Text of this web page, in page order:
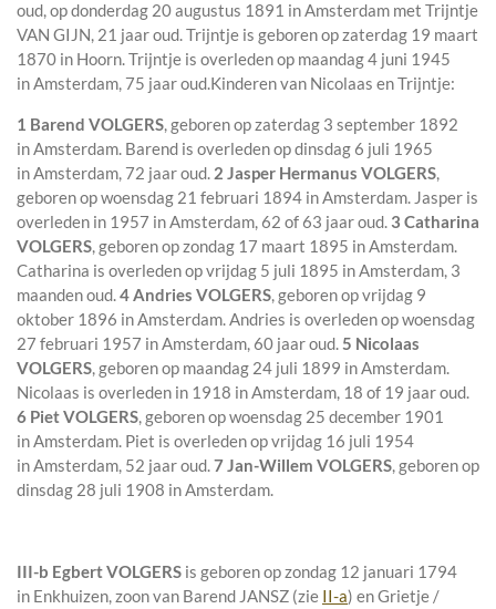
oud, op donderdag 20 augustus 1891 inAmsterdam met Trijntje
VAN GIJN, 21 jaar oud. Trijntje is geboren op zaterdag 19 maart
1870 in Hoorn. Trijntje is overleden op maandag 4 juni 1945
inAmsterdam, 75 jaar oud.Kinderen van Nicolaas en Trijntje:
1 Barend VOLGERS, geboren op zaterdag 3 september 1892
inAmsterdam. Barend is overleden op dinsdag 6 juli 1965
inAmsterdam, 72 jaar oud. 2 Jasper Hermanus VOLGERS,
geboren op woensdag 21 februari 1894 inAmsterdam. Jasper is
overleden in 1957 inAmsterdam, 62 of 63 jaar oud. 3 Catharina
VOLGERS, geboren op zondag 17 maart 1895 inAmsterdam.
Catharina is overleden op vrijdag 5 juli 1895 inAmsterdam, 3
maanden oud.4 Andries VOLGERS, geboren op vrijdag 9
oktober 1896 inAmsterdam. Andries is overleden op woensdag
27 februari 1957 inAmsterdam, 60 jaar oud.5 Nicolaas
VOLGERS, geboren op maandag 24 juli 1899 inAmsterdam.
Nicolaas is overleden in 1918 inAmsterdam, 18 of 19 jaar oud.
6 Piet VOLGERS, geboren op woensdag 25 december 1901
inAmsterdam. Piet is overleden op vrijdag 16 juli 1954
inAmsterdam, 52 jaar oud.7 Jan-Willem VOLGERS, geboren op
dinsdag 28 juli 1908 inAmsterdam.
III-b Egbert VOLGERS is geboren op zondag 12 januari 1794
in Enkhuizen, zoon van Barend JANSZ (zie II-a) enGrietje /